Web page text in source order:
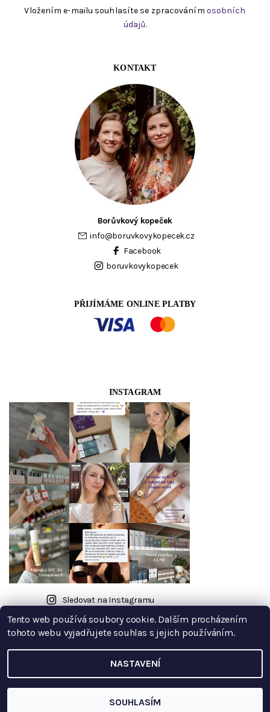
Vložením e-mailu souhlasíte se zpracováním osobních
údajů.
KONTAKT
Borůvkový kopeček
info@boruvkovykopecek.cz
Facebook
boruvkovykopecek
PŘIJÍMÁME ONLINE PLATBY
INSTAGRAM
Sledovat na Instagramu
2026 © Borůvkový kopeček, všechna práva vyhrazena
nastavení cookies
Vytvořil Shoptet
Tento web používá soubory cookie. Dalším procházením
tohoto webu vyjadřujete souhlas s jejich používáním.
NASTAVENÍ
SOUHLASÍM